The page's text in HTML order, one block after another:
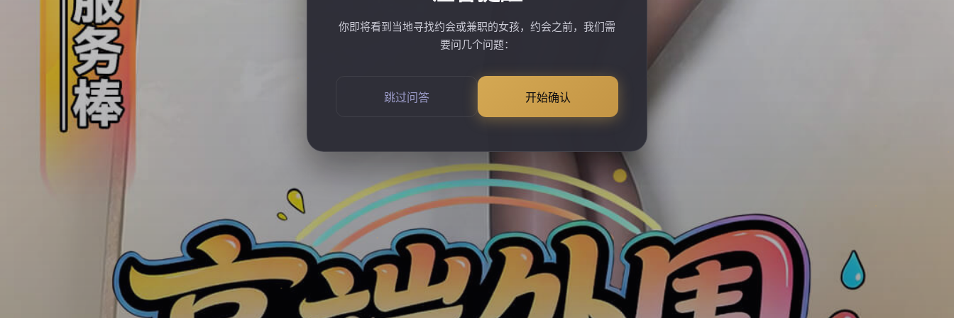
你即将看到当地寻找约会或兼职的女孩，约会之前，我们需
要问几个问题：
跳过问答 开始确认